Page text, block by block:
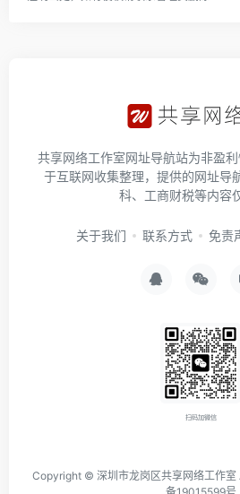
共享网络工作室网址导航站为非盈
于互联网收集整理，提供的网址导
科、工商财税等内容
关于我们 联系方式 免责
扫码加微信
Copyright © 深圳市龙岗区共享网络工作室